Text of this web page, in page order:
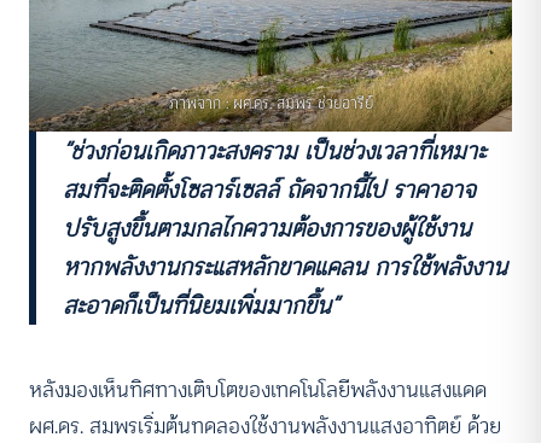
ภาพจาก : ผศ.ดร. สมพร ช่วยอารีย์
“ช่วงก่อนเกิดภาวะสงคราม เป็นช่วงเวลาที่เหมาะ
สมที่จะติดตั้งโซลาร์เซลล์ ถัดจากนี้ไป ราคาอาจ
ปรับสูงขึ้นตามกลไกความต้องการของผู้ใช้งาน
หากพลังงานกระแสหลักขาดแคลน การใช้พลังงาน
สะอาดก็เป็นที่นิยมเพิ่มมากขึ้น”
หลังมองเห็นทิศทางเติบโตของเทคโนโลยีพลังงานแสงแดด
ผศ.ดร. สมพรเริ่มต้นทดลองใช้งานพลังงานแสงอาทิตย์ ด้วย